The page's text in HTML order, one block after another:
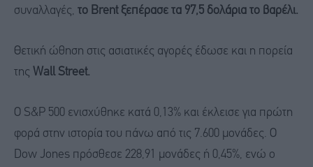
συναλλαγές, το Brent ξεπέρασε τα 97,5 δολάρια το βαρέλι.
Θετική ώθηση στις ασιατικές αγορές έδωσε και η πορεία
της Wall Street.
Ο S&P 500 ενισχύθηκε κατά 0,13% και έκλεισε για πρώτη
φορά στην ιστορία του πάνω από τις 7.600 μονάδες. Ο
Dow Jones πρόσθεσε 228,91 μονάδες ή 0,45%, ενώ ο